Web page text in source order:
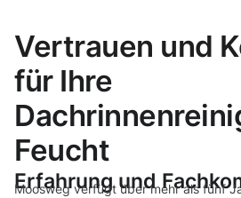
Vertrauen und
für Ihre
Feucht
Erfahrung und
Moosweg verfügt über mehr als fünf